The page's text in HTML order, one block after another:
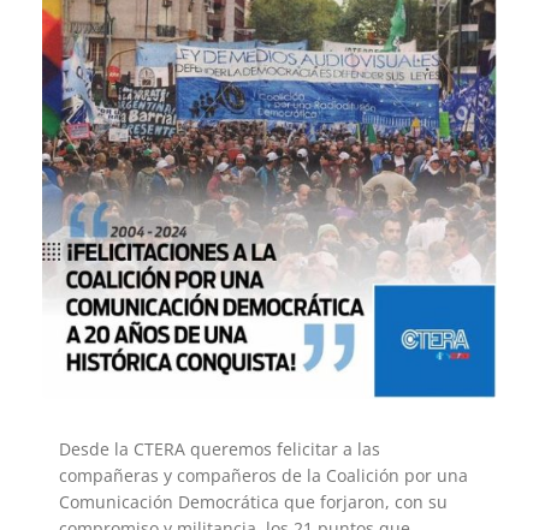
Desde la CTERA queremos felicitar a las
compañeras y compañeros de la Coalición por una
Comunicación Democrática que forjaron, con su